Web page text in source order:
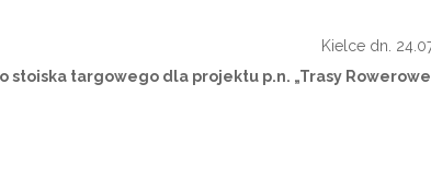
Kielce dn.
targowego dla projektu p.n. „Trasy